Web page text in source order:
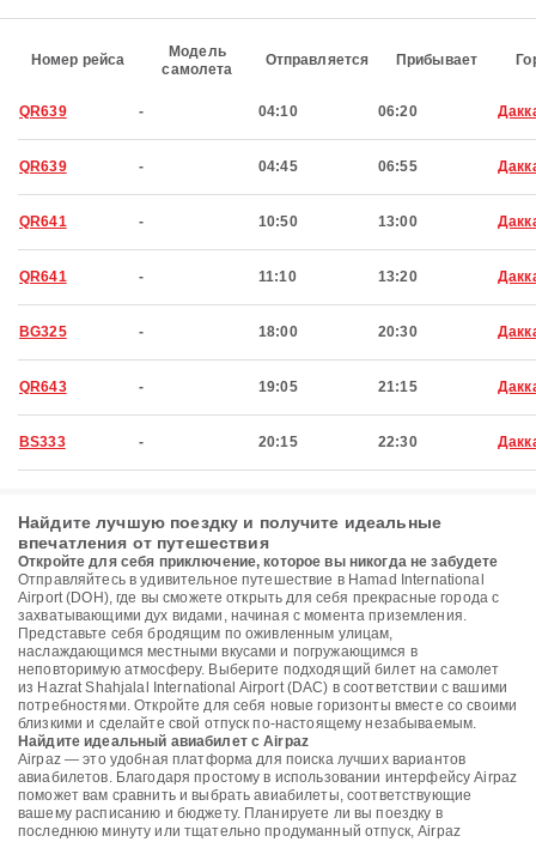
Номер рейса
Модель
самолета
Отправляется Прибывает
QR639 - 04:10 06:20
QR639 - 04:45 06:55
QR641 - 10:50 13:00
QR641 - 11:10 13:20
BG325 - 18:00 20:30
QR643 - 19:05 21:15
BS333 - 20:15 22:30
Найдите лучшую поездку и получите идеальные
впечатления от путешествия
Откройте для себя приключение, которое вы никогда не забудете
Отправляйтесь в удивительное путешествие в Hamad International
Airport (DOH), где вы сможете открыть для себя прекрасные города с
захватывающими дух видами, начиная с момента приземления.
Представьте себя бродящим по оживленным улицам,
наслаждающимся местными вкусами и погружающимся в
неповторимую атмосферу. Выберите подходящий билет на самолет
из Hazrat Shahjalal International Airport (DAC) в соответствии с вашими
потребностями. Откройте для себя новые горизонты вместе со своими
близкими и сделайте свой отпуск по-настоящему незабываемым.
Найдите идеальный авиабилет с Airpaz
Airpaz — это удобная платформа для поиска лучших вариантов
авиабилетов. Благодаря простому в использовании интерфейсу Airpaz
поможет вам сравнить и выбрать авиабилеты, соответствующие
вашему расписанию и бюджету. Планируете ли вы поездку в
последнюю минуту или тщательно продуманный отпуск, Airpaz